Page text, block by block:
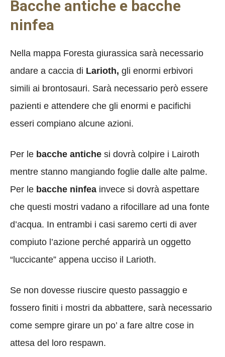
Bacche antiche e bacche
ninfea
Nella mappa Foresta giurassica sarà necessario
andare a caccia di Larioth, gli enormi erbivori
simili ai brontosauri. Sarà necessario però essere
pazienti e attendere che gli enormi e pacifichi
esseri compiano alcune azioni.
Per le bacche antiche si dovrà colpire i Lairoth
mentre stanno mangiando foglie dalle alte palme.
Per le bacche ninfea invece si dovrà aspettare
che questi mostri vadano a rifocillare ad una fonte
d’acqua. In entrambi i casi saremo certi di aver
compiuto l’azione perché apparirà un oggetto
“luccicante” appena ucciso il Larioth.
Se non dovesse riuscire questo passaggio e
fossero finiti i mostri da abbattere, sarà necessario
come sempre girare un po’ a fare altre cose in
attesa del loro respawn.